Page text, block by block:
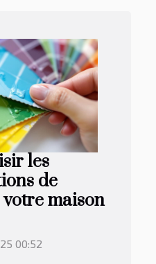
les
de
maison
00:52